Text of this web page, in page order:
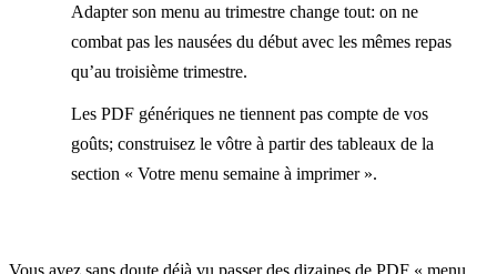
Adapter son menu au trimestre change tout: on ne
combat pas les nausées du début avec les mêmes repas
qu’au troisième trimestre.
Les PDF génériques ne tiennent pas compte de vos
goûts; construisez le vôtre à partir des tableaux de la
section « Votre menu semaine à imprimer ».
Vous avez sans doute déjà vu passer des dizaines de PDF « menu